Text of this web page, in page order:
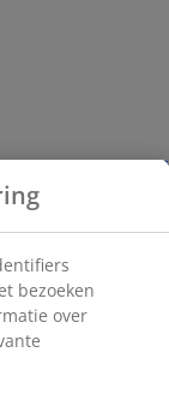
bezoeken
over